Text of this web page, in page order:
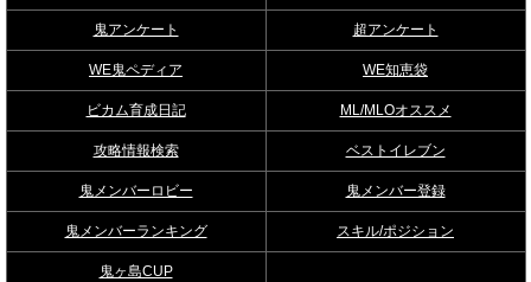
鬼アンケート 超アンケート
WE鬼ペディア WE知恵袋
ビカム育成日記 ML/MLOオススメ
攻略情報検索 ベストイレブン
鬼メンバーロビー 鬼メンバー登録
鬼メンバーランキング スキル/ポジション
鬼ヶ島CUP